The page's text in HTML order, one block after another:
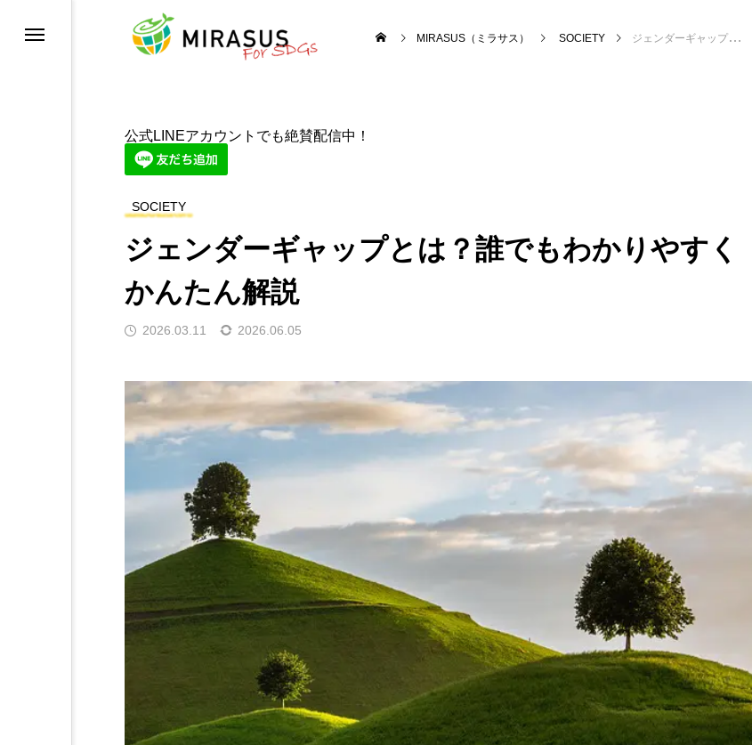
MIRASUS（ミラサス） SOCIETY ジェンダーギャップとは？誰でもわかりやすくかんたん解説
公式LINEアカウントでも絶賛配信中！
SOCIETY
ジェンダーギャップとは？誰でもわかりやすく
かんたん解説
2026.03.11 2026.06.05